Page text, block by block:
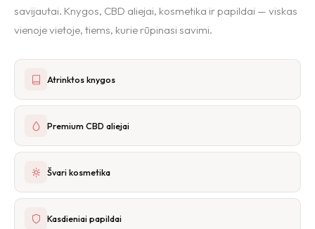
savijautai. Knygos, CBD aliejai, kosmetika ir papildai — viskas
vienoje vietoje, tiems, kurie rūpinasi savimi.
Atrinktos knygos
Premium CBD aliejai
Švari kosmetika
Kasdieniai papildai